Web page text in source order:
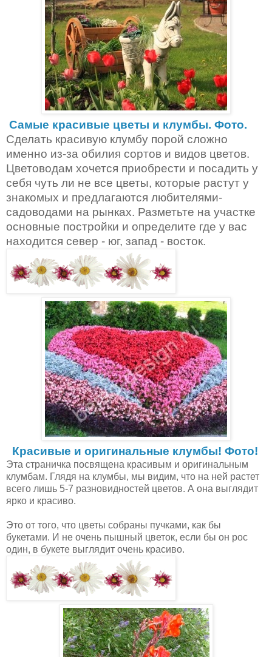
Самые красивые цветы и клумбы. Фото.
Сделать красивую клумбу порой сложно
именно из-за обилия сортов и видов цветов.
Цветоводам хочется приобрести и посадить у
себя чуть ли не все цветы, которые растут у
знакомых и предлагаются любителями-
садоводами на рынках. Разметьте на участке
основные постройки и определите где у вас
находится север - юг, запад - восток.
Красивые и оригинальные клумбы! Фото!
Эта страничка посвящена красивым и оригинальным
клумбам. Глядя на клумбы, мы видим, что на ней растет
всего лишь 5-7 разновидностей цветов. А она выглядит
ярко и красиво.
Это от того, что цветы собраны пучками, как бы
букетами. И не очень пышный цветок, если бы он рос
один, в букете выглядит очень красиво.